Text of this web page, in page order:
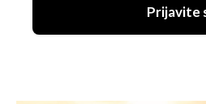
Prijavite